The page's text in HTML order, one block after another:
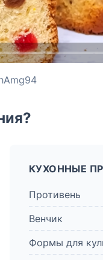
КУХОННЫЕ
Противень
Венчик
Формы для